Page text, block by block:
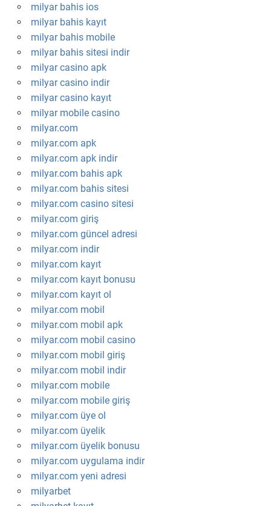
milyar bahis ios
milyar bahis kayıt
milyar bahis mobile
milyar bahis sitesi indir
milyar casino apk
milyar casino indir
milyar casino kayıt
milyar mobile casino
milyar.com
milyar.com apk
milyar.com apk indir
milyar.com bahis apk
milyar.com bahis sitesi
milyar.com casino sitesi
milyar.com giriş
milyar.com güncel adresi
milyar.com indir
milyar.com kayıt
milyar.com kayıt bonusu
milyar.com kayıt ol
milyar.com mobil
milyar.com mobil apk
milyar.com mobil casino
milyar.com mobil giriş
milyar.com mobil indir
milyar.com mobile
milyar.com mobile giriş
milyar.com üye ol
milyar.com üyelik
milyar.com üyelik bonusu
milyar.com uygulama indir
milyar.com yeni adresi
milyarbet